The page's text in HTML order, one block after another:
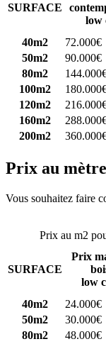
SURFACE
low
40m2
72.000€
50m2
90.000€
80m2
100m2
120m2
160m2
200m2
Prix au
Vous souhaitez faire
Prix au m2
SURFACE
Prix
low
40m2
24.000€
50m2
30.000€
80m2
48.000€